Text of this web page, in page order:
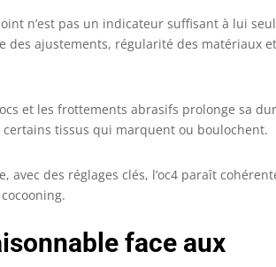
n’est pas un indicateur suffisant à lui
des ajustements, régularité des matériaux et
et les frottements abrasifs prolonge sa
tissus qui marquent ou boulochent.
des réglages clés, l’oc4 paraît
face aux